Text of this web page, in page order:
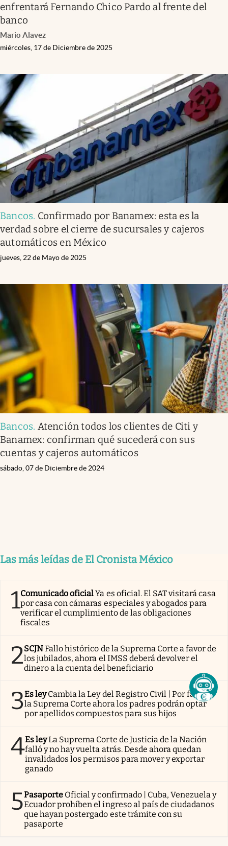
enfrentará Fernando Chico Pardo al frente del
banco
Mario Alavez
miércoles, 17 de Diciembre de 2025
Bancos. Confirmado por Banamex: esta es la
verdad sobre el cierre de sucursales y cajeros
automáticos en México
jueves, 22 de Mayo de 2025
Bancos. Atención todos los clientes de Citi y
Banamex: confirman qué sucederá con sus
cuentas y cajeros automáticos
sábado, 07 de Diciembre de 2024
Las más leídas de El Cronista México
1Comunicado oficialYa es oficial. El SAT visitará casa
por casa con cámaras especiales y abogados para
verificar el cumplimiento de las obligaciones
fiscales
2SCJNFallo histórico de la Suprema Corte a favor de
los jubilados, ahora el IMSS deberá devolver el
dinero a la cuenta del beneficiario
3Es ley Cambia la Ley del Registro Civil | Por fallo de
la Suprema Corte ahora los padres podrán optar
por apellidos compuestos para sus hijos
4Es leyLa Suprema Corte de Justicia de la Nación
falló y no hay vuelta atrás. Desde ahora quedan
invalidados los permisos para mover y exportar
ganado
5Pasaporte Oficial y confirmado | Cuba, Venezuela y
Ecuador prohíben el ingreso al país de ciudadanos
que hayan postergado este trámite con su
pasaporte